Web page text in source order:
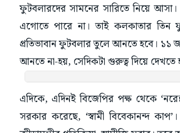
ফুটবলারদের সামনের সারিতে নিয়ে
এগোতে পারে না। তাই কলকাতার তিন
প্রতিভাবান ফুটবলার তুলে আনতে হবে। ১১
আনতে না-হয়, সেদিকটা গুরুত্ব দিয়ে দেখতে
এদিকে, এদিনই বিজেপির পক্ষ থেকে
সরকার করেছে, ‘স্বামী বিবেকানন্দ